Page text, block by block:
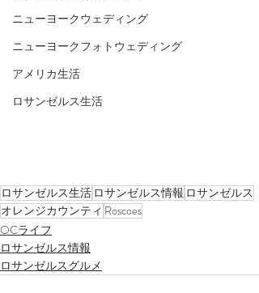
ニューヨークウェディング
ニューヨークフォトウェディング
アメリカ生活
ロサンゼルス生活
ロサンゼルス生活 ロサンゼルス情報 ロサンゼルス
オレンジカウンティ Roscoes
OCライフ
ロサンゼルス情報
ロサンゼルスグルメ